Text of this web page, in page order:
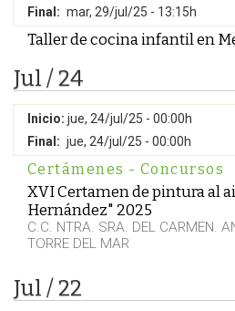
Final: mar, 29/jul/25 - 13:15h
Taller de cocina infantil en
Jul / 24
Inicio: jue, 24/jul/25 - 00:00h
Final: jue, 24/jul/25 - 00:00h
Certámenes - Concursos
XVI Certamen de pintura al
Hernández" 2025
C.C. NTRA. SRA. DEL CARMEN.
TORRE DEL MAR
Jul / 22